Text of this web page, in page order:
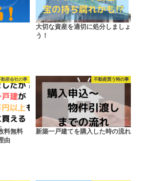
大切な資産を適切に処分しましょ
う！
動産会社の事
料無料
由
不動産買う時の事
新築一戸建てを購入した時の流れ